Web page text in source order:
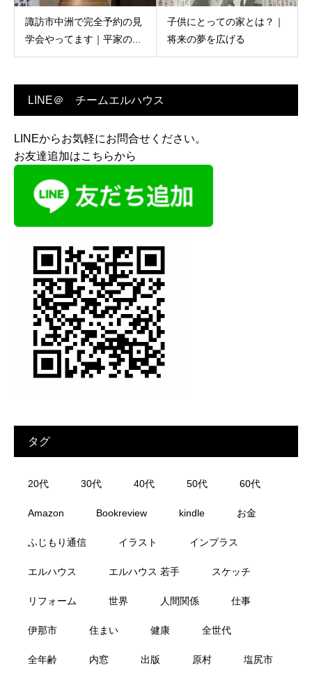
諏訪市中洲で完全予約の見
学会やってます｜平家の...
子供にとっての家とは？｜
将来の夢を広げる
LINE＠ チームエルハウス
LINEからお気軽にお問合せください。
お友達追加はこちらから
タグ
20代 30代 40代 50代 60代
Amazon Bookreview kindle お金
ふじもり通信 イラスト インプラス
エルハウス エルハウス 若手 スケッチ
リフォーム 世界 人間関係 仕事
伊那市 住まい 健康 全世代
全年齢 内窓 出版 原村 塩尻市